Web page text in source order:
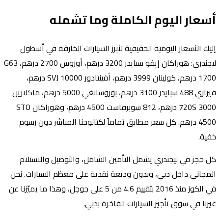
أسعار اليوم الكاملة وما تشمله
إليك الأسعار اليومية الحقيقية لأبرز السيارات الخارقة في أسطول
ليجندري: هوراكان إيفو سبايدر 3200 درهم، أوروس 2700 درهم، G63
1700 درهم، كولينان 3999 درهم، أفينتادور SVJ 10000 درهم،
فيراري 488 سبايدر 3100 درهم، بوروسانغي 5000 درهم، ماكلارين
720S 3000 درهم، 812 سوبرفاست 4500 درهم، وهوراكان STO
4500 درهم. كل سعر مطابق تماماً لكتالوجنا المباشر دون رسوم
خفية.
كل حجز في ليجندري يشمل التأمين الشامل، والتوصيل والاستلام
المجاني داخل دبي، وبدون وديعة نقدية على معظم السيارات. نحن
في الكوز منذ 2016 بتقييم 4.6 من 5 على جوجل، وهذا ما يميّزنا عن
غيرنا في سوق تأجير السيارات الفاخرة بدبي.